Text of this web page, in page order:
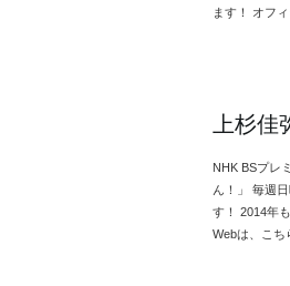
ます！ オフ
上杉佳
NHK BSプレ
ん！」 毎週
す！ 2014年
Webは、こち